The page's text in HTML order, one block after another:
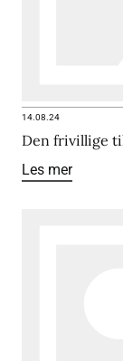
14.08.24
Den frivillige
Les mer